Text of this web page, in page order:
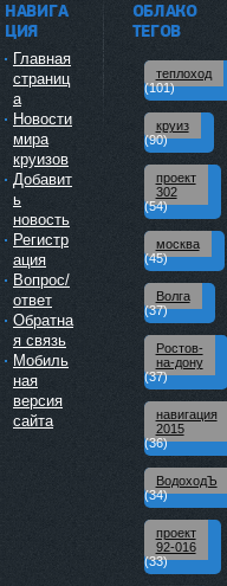
НАВИГА
ЦИЯ
Главная
страниц
а
Новости
мира
круизов
Добавит
ь
новость
Регистр
ация
Вопрос/
ответ
Обратна
я связь
Мобиль
ная
версия
сайта
ОБЛАКО
ТЕГОВ
теплоход
(101)
круиз
(90)
проект
302
(54)
москва
(45)
Волга
(37)
Ростов-
на-дону
(37)
навигация
2015
(36)
ВодоходЪ
(34)
проект
92-016
(33)